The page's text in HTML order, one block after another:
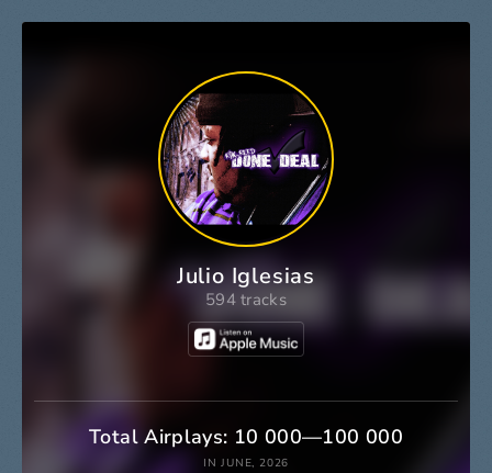
Julio Iglesias
594 tracks
Total Airplays: 10 000—100 000
IN JUNE, 2026